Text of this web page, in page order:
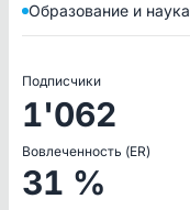
Образование и наука
Подписчики
1'062
Вовлеченность (ER)
31 %